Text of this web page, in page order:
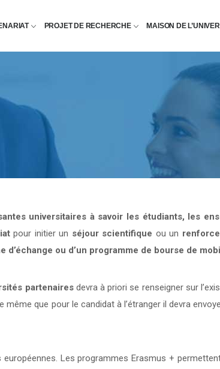
PROJET DE RECHERCHE MAISON DE
universitaires à savoir les étudiants, les
pour initier un séjour scientifique ou un
d’échange ou d’un programme de bourse de
partenairesdevra à priori se renseigner sur
que pour le candidat à l’étranger il devra
Les programmes Erasmus +